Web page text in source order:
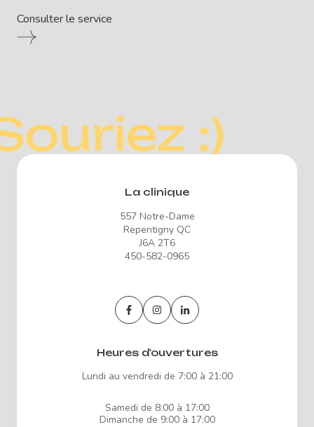
Consulter le service
:)
La clinique
557 Notre-Dame
Repentigny QC
J6A 2T6
450-582-0965
Heures d'ouvertures
Lundi au vendredi de 7:00 à 21:00
Samedi de 8:00 à 17:00
Dimanche de 9:00 à 17:00